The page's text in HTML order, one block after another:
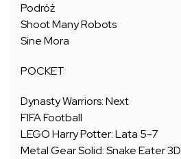
Podróż
Shoot Many Robots
Sine Mora
POCKET
Dynasty Warriors: Next
FIFA Football
LEGO Harry Potter: Lata 5-7
Metal Gear Solid: Snake Eater 3D